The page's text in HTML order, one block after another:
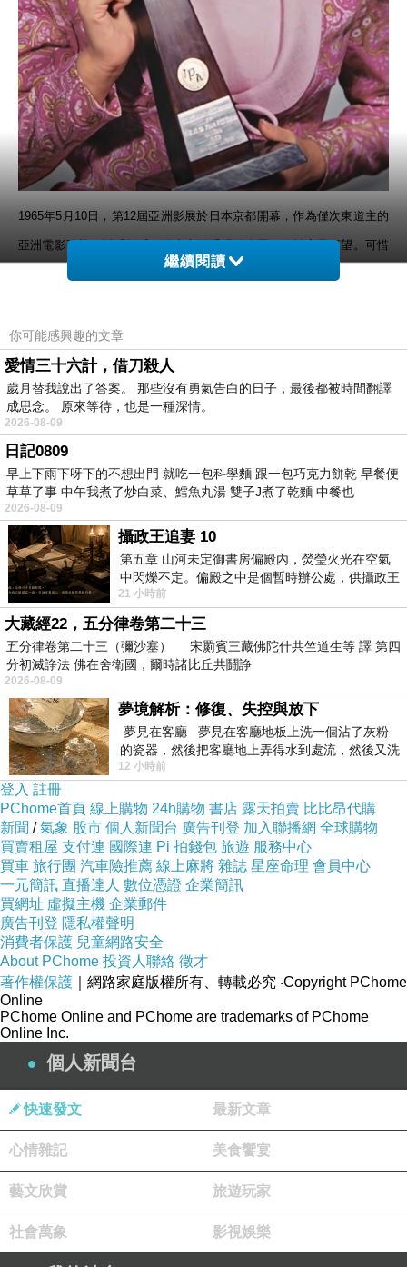
1965年5月10日，第12屆亞洲影展於日本京都開幕，作為僅次東道主的
亞洲電影強權，以「邵氏」為中心的香港代表團，仍被寄予厚望。可惜
的是，與之競爭的「電懋」，前一年主事者陸運濤，在台出席第11屆亞
僅「邵氏」獨挑大樑……
上一篇：Self🔍「喜劇聖手」陳厚人生最後的8個月 #戀上老電影
下一篇：Self🔍25歲的林黛署名發表〈我與龍繩勳〉
繼續閱讀
你可能感興趣的文章
愛情三十六計，借刀殺人
歲月替我說出了答案。 那些沒有勇氣告白的日子，最後都被時間翻譯
成思念。 原來等待，也是一種深情。
2026-08-09
日記0809
早上下雨下呀下的不想出門 就吃一包科學麵 跟一包巧克力餅乾 早餐便
草草了事 中午我煮了炒白菜、鱈魚丸湯 雙子J煮了乾麵 中餐也
2026-08-09
攝政王追妻 10
第五章 山河未定御書房偏殿內，熒瑩火光在空氣
中閃爍不定。偏殿之中是個暫時辦公處，供攝政王
於皇宮內廷裡處理公務已然很多年。房內
21 小時前
大藏經22，五分律卷第二十三
五分律卷第二十三（彌沙塞） 宋罽賓三藏佛陀什共竺道生等 譯 第四
分初滅諍法 佛在舍衛國，爾時諸比丘共鬪諍
2026-08-09
夢境解析：修復、失控與放下
夢見在客廳 夢見在客廳地板上洗一個沾了灰粉
的瓷器，然後把客廳地上弄得水到處流，然後又洗
一頂棒球潮帽，後來發現帽
12 小時前
登入 註冊
PChome首頁 線上購物 24h購物 書店 露天拍賣 比比昂代購
新聞 /氣象 股市 個人新聞台 廣告刊登 加入聯播網 全球購物
買賣租屋 支付連 國際連 Pi 拍錢包 旅遊 服務中心
買車 旅行團 汽車險推薦 線上麻將 雜誌 星座命理 會員中心
一元簡訊 直播達人 數位憑證 企業簡訊
買網址 虛擬主機 企業郵件
廣告刊登 隱私權聲明
消費者保護 兒童網路安全
About PChome 投資人聯絡 徵才
著作權保護 ｜網路家庭版權所有、轉載必究 ‧Copyright PChome
Online
PChome Online and PChome are trademarks of PChome
Online Inc.
個人新聞台
快速發文 最新文章
心情雜記 美食饗宴
藝文欣賞 旅遊玩家
社會萬象 影視娛樂